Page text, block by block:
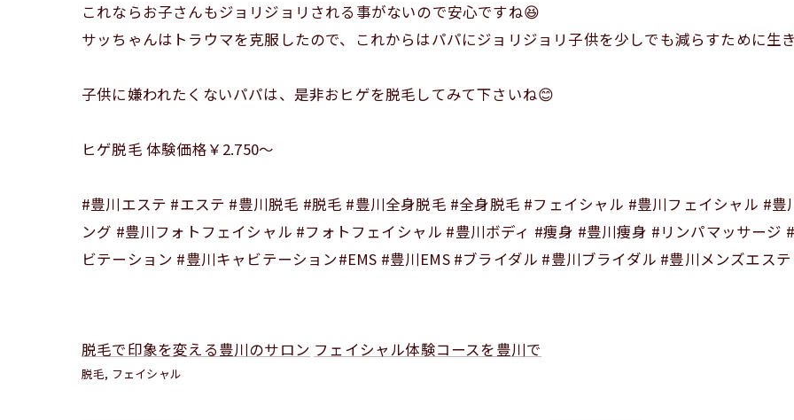
これならお子さんもジョリジョリされる事がないので安心ですね😆
サッちゃんはトラウマを克服したので、これからはパパにジョリジョリ子供を少しでも減らすために生
子供に嫌われたくないパパは、是非おヒゲを脱毛してみて下さいね😊
ヒゲ脱毛 体験価格￥2.750～
#豊川エステ #エステ #豊川脱毛 #脱毛 #豊川全身脱毛 #全身脱毛 #フェイシャル #豊川フェイシャル #
ング #豊川フォトフェイシャル #フォトフェイシャル #豊川ボディ #痩身 #豊川痩身 #リンパマッサー
ビテーション #豊川キャビテーション#EMS #豊川EMS #ブライダル #豊川ブライダル #豊川メンズエス
脱毛で印象を変える豊川のサロン フェイシャル体験コースを豊川で
脱毛 フェイシャル